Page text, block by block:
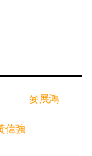
麥展鴻
偉強